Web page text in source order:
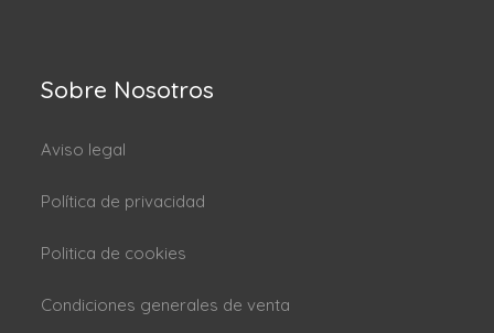
Sobre Nosotros
Aviso legal
Política de privacidad
Politica de cookies
Condiciones generales de venta